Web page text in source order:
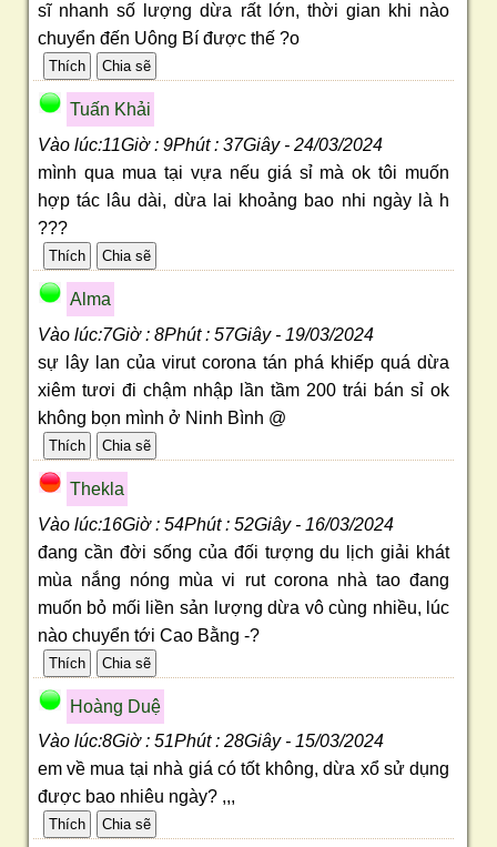
sĩ nhanh số lượng dừa rất lớn, thời gian khi nào
chuyển đến Uông Bí được thế ?o
Tuấn Khải
Vào lúc:11Giờ : 9Phút : 37Giây - 24/03/2024
mình qua mua tại vựa nếu giá sỉ mà ok tôi muốn
hợp tác lâu dài, dừa lai khoảng bao nhi ngày là h
???
Alma
Vào lúc:7Giờ : 8Phút : 57Giây - 19/03/2024
sự lây lan của virut corona tán phá khiếp quá dừa
xiêm tươi đi chậm nhập lần tầm 200 trái bán sỉ ok
không bọn mình ở Ninh Bình @
Thekla
Vào lúc:16Giờ : 54Phút : 52Giây - 16/03/2024
đang cần đời sống của đối tượng du lịch giải khát
mùa nắng nóng mùa vi rut corona nhà tao đang
muốn bỏ mối liền sản lượng dừa vô cùng nhiều, lúc
nào chuyển tới Cao Bằng -?
Hoàng Duệ
Vào lúc:8Giờ : 51Phút : 28Giây - 15/03/2024
em về mua tại nhà giá có tốt không, dừa xổ sử dụng
được bao nhiêu ngày? ,,,